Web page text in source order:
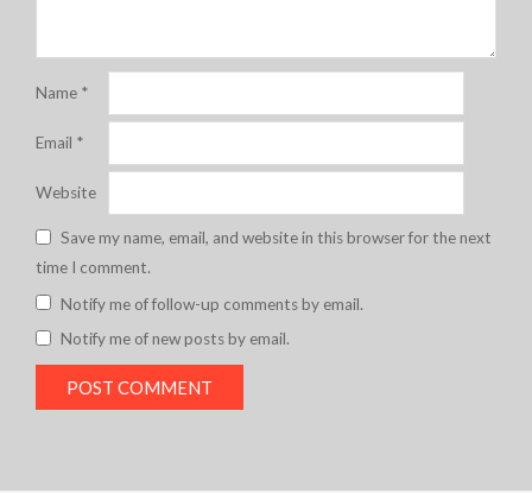
Name *
Email *
Website
Save my name, email, and website in this browser for the next
time I comment.
Notify me of follow-up comments by email.
Notify me of new posts by email.